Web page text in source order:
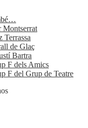
Montserrat
Terrassa
de Glaç
Bartra
F dels Amics
F del Grup de Teatre